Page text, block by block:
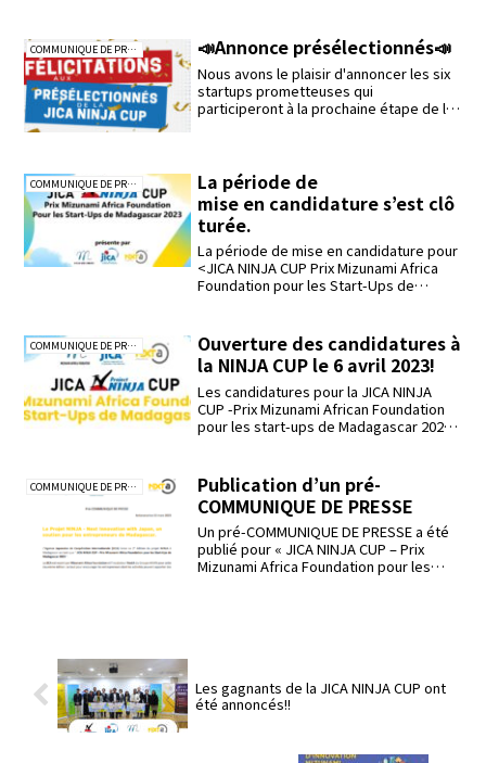
COMMUNIQUE DE PRESSE 📣Annonce présélectionnés📣
Nous avons le plaisir d'annoncer les six
startups prometteuses qui
participeront à la prochaine étape de la
COMMUNIQUE DE PRESSE
La période de
mise en candidature s’est clô
turée.
La période de mise en candidature pour
<JICA NINJA CUP Prix Mizunami Africa
Foundation pour les Start-Ups de
COMMUNIQUE DE PRESSE
Ouverture des candidatures à
la NINJA CUP le 6 avril 2023!
Les candidatures pour la JICA NINJA
CUP -Prix Mizunami African Foundation
pour les start-ups de Madagascar 2023,
COMMUNIQUE DE PRESSE
Publication d’un pré-
COMMUNIQUE DE PRESSE
Un pré-COMMUNIQUE DE PRESSE a été
publié pour « JICA NINJA CUP – Prix
Mizunami Africa Foundation pour les
Les gagnants de la JICA NINJA CUP ont
été annoncés!!